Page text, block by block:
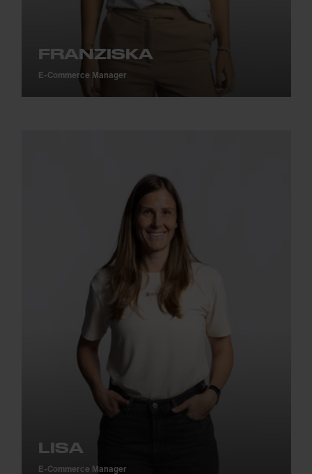
FRANZISKA
E-Commerce Manager
LISA
E-Commerce Manager